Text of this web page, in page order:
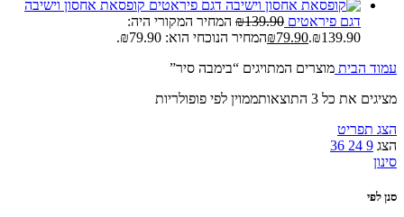
קופסאת אחסון וישיבה
דגם פיראטים
₪139.90
המחיר המקורי היה:
₪139.90.
₪79.90
המחיר הנוכחי הוא: ₪79.90.
עמוד הבית מוצרים המתויגים “בימבה סיר”
מציגים את כל ⁦3⁩ התוצאות
ממוין לפי פופולריות
הצג תפריט
הצג 9
24
36
סינון
סנן לפי